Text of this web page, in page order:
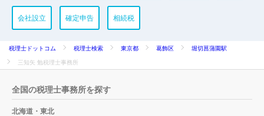
会社設立 確定申告 相続税
税理士ドットコム 税理士検索 東京都 葛飾区
堀切菖蒲園駅
三知矢 勉税理士事務所
全国の税理士事務所を探す
北海道・東北